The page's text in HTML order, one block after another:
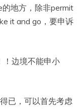
地方，除非permit
it and go，要申诉
！边境不能申小
已，可以首先考虑